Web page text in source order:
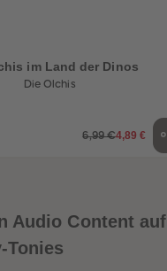
im Land der Dinos
Die Olchis
6,99 €4,89 €
Audio Content auf
Tonies